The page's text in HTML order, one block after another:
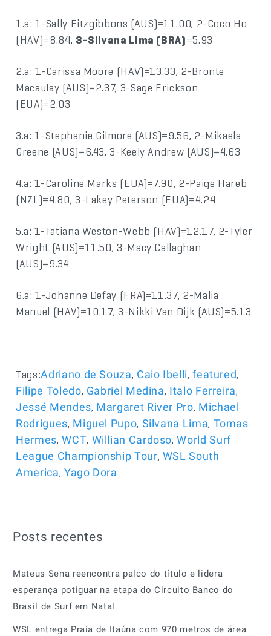
1.a: 1-Sally Fitzgibbons (AUS)=11.00, 2-Coco Ho
(HAV)=8.84, 3-Silvana Lima (BRA)=5.93
2.a: 1-Carissa Moore (HAV)=13.33, 2-Bronte
Macaulay (AUS)=2.37, 3-Sage Erickson
(EUA)=2.03
3.a: 1-Stephanie Gilmore (AUS)=9.56, 2-Mikaela
Greene (AUS)=6.43, 3-Keely Andrew (AUS)=4.63
4.a: 1-Caroline Marks (EUA)=7.90, 2-Paige Hareb
(NZL)=4.80, 3-Lakey Peterson (EUA)=4.24
5.a: 1-Tatiana Weston-Webb (HAV)=12.17, 2-Tyler
Wright (AUS)=11.50, 3-Macy Callaghan
(AUS)=9.34
6.a: 1-Johanne Defay (FRA)=11.37, 2-Malia
Manuel (HAV)=10.17, 3-Nikki Van Dijk (AUS)=5.13
Tags:Adriano de Souza, Caio Ibelli,featured,
Filipe Toledo, Gabriel Medina, Italo Ferreira,
Jessé Mendes, Margaret River Pro, Michael
Rodrigues, Miguel Pupo, Silvana Lima, Tomas
Hermes,WCT, Willian Cardoso,World Surf
League Championship Tour, WSL South
America, Yago Dora
Posts recentes
Mateus Sena reencontra palco do título e lidera
esperança potiguar na etapa do Circuito Banco do
Brasil de Surf em Natal
WSL entrega Praia de Itaúna com 970 metros de área